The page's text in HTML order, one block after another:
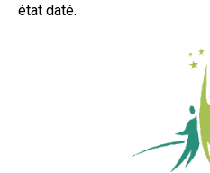
état daté.